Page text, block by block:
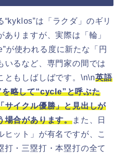
“kyklos”は「ラクダ」のギリ
りますが、実際は「輪」
が使われる度に新たな「円
いるなど、専門家の間では
ともしばしばです。\n\n英語
略して“cycle”と呼ぶた
サイクル優勝」と見出しが
場合があります。また、日
ット」が有名ですが、こ
打・三塁打・本塁打の全て